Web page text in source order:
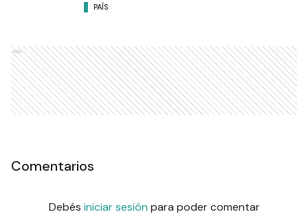
PAÍS
Ads
Comentarios
Debés iniciar sesión para poder comentar